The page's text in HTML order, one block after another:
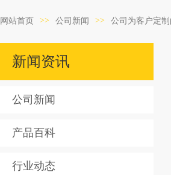
网站首页 >> 公司新闻 >> 公司为客户定
新闻资讯
公司新闻
产品百科
行业动态